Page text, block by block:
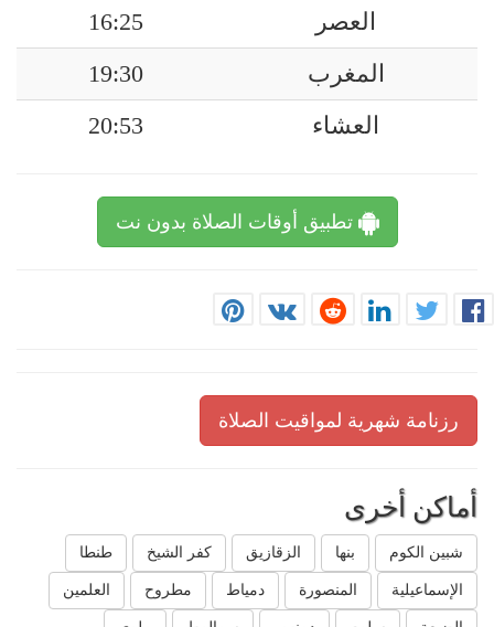
العصر
16:25
المغرب
19:30
العشاء
20:53
تطبيق أوقات الصلاة بدون نت
رزنامة شهرية لمواقيت الصلاة
أماكن أخرى
شبين الكوم بنها الزقازيق كفر الشيخ طنطا
الإسماعيلية المنصورة دمياط مطروح العلمين